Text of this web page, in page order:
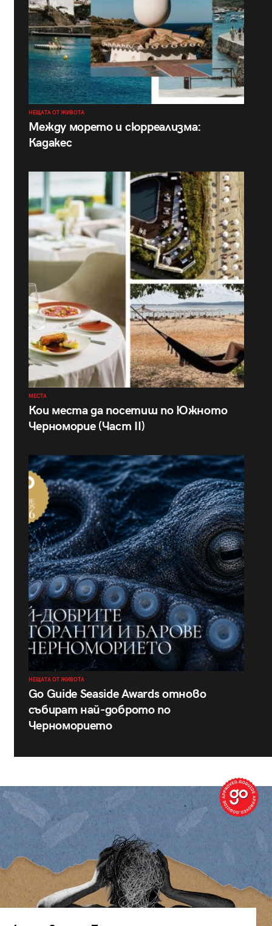
НЕЩАТА ОТ ЖИВОТА
Между морето и сюрреализма:
Кадакес
МЕСТА
Кои места да посетиш по Южното
Черноморие (Част II)
НЕЩАТА ОТ ЖИВОТА
Go Guide Seaside Awards отново
събират най-доброто по
Черноморието